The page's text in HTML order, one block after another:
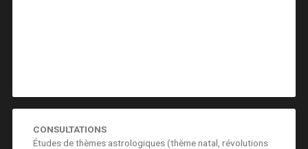
CONSULTATIONS
Études de thèmes astrologiques (thème natal, révolutions